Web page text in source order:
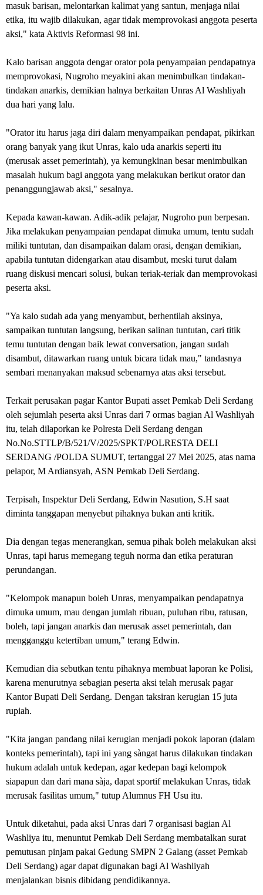
masuk barisan, melontarkan kalimat yang santun, menjaga nilai
etika, itu wajib dilakukan, agar tidak memprovokasi anggota peserta
aksi," kata Aktivis Reformasi 98 ini.
Kalo barisan anggota dengar orator pola penyampaian pendapatnya
memprovokasi, Nugroho meyakini akan menimbulkan tindakan-
tindakan anarkis, demikian halnya berkaitan Unras Al Washliyah
dua hari yang lalu.
"Orator itu harus jaga diri dalam menyampaikan pendapat, pikirkan
orang banyak yang ikut Unras, kalo uda anarkis seperti itu
(merusak asset pemerintah), ya kemungkinan besar menimbulkan
masalah hukum bagi anggota yang melakukan berikut orator dan
penanggungjawab aksi," sesalnya.
Kepada kawan-kawan. Adik-adik pelajar, Nugroho pun berpesan.
Jika melakukan penyampaian pendapat dimuka umum, tentu sudah
miliki tuntutan, dan disampaikan dalam orasi, dengan demikian,
apabila tuntutan didengarkan atau disambut, meski turut dalam
ruang diskusi mencari solusi, bukan teriak-teriak dan memprovokasi
peserta aksi.
"Ya kalo sudah ada yang menyambut, berhentilah aksinya,
sampaikan tuntutan langsung, berikan salinan tuntutan, cari titik
temu tuntutan dengan baik lewat conversation, jangan sudah
disambut, ditawarkan ruang untuk bicara tidak mau," tandasnya
sembari menanyakan maksud sebenarnya atas aksi tersebut.
Terkait perusakan pagar Kantor Bupati asset Pemkab Deli Serdang
oleh sejumlah peserta aksi Unras dari 7 ormas bagian Al Washliyah
itu, telah dilaporkan ke Polresta Deli Serdang dengan
No.No.STTLP/B/521/V/2025/SPKT/POLRESTA DELI
SERDANG /POLDA SUMUT, tertanggal 27 Mei 2025, atas nama
pelapor, M Ardiansyah, ASN Pemkab Deli Serdang.
Terpisah, Inspektur Deli Serdang, Edwin Nasution, S.H saat
diminta tanggapan menyebut pihaknya bukan anti kritik.
Dia dengan tegas menerangkan, semua pihak boleh melakukan aksi
Unras, tapi harus memegang teguh norma dan etika peraturan
perundangan.
"Kelompok manapun boleh Unras, menyampaikan pendapatnya
dimuka umum, mau dengan jumlah ribuan, puluhan ribu, ratusan,
boleh, tapi jangan anarkis dan merusak asset pemerintah, dan
mengganggu ketertiban umum," terang Edwin.
Kemudian dia sebutkan tentu pihaknya membuat laporan ke Polisi,
karena menurutnya sebagian peserta aksi telah merusak pagar
Kantor Bupati Deli Serdang. Dengan taksiran kerugian 15 juta
rupiah.
"Kita jangan pandang nilai kerugian menjadi pokok laporan (dalam
konteks pemerintah), tapi ini yang sàngat harus dilakukan tindakan
hukum adalah untuk kedepan, agar kedepan bagi kelompok
siapapun dan dari mana sàja, dapat sportif melakukan Unras, tidak
merusak fasilitas umum," tutup Alumnus FH Usu itu.
Untuk diketahui, pada aksi Unras dari 7 organisasi bagian Al
Washliya itu, menuntut Pemkab Deli Serdang membatalkan surat
pemutusan pinjam pakai Gedung SMPN 2 Galang (asset Pemkab
Deli Serdang) agar dapat digunakan bagi Al Washliyah
menjalankan bisnis dibidang pendidikannya.